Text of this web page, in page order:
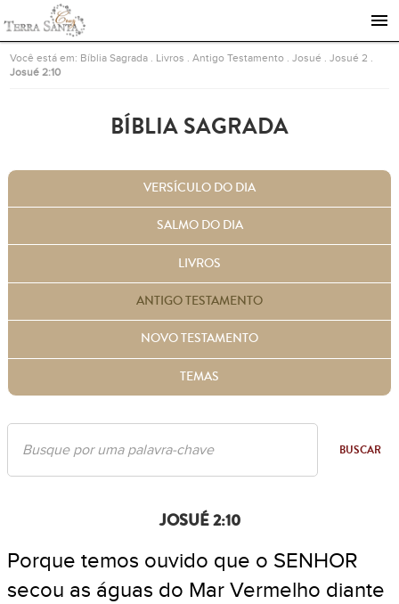
Ir para a página inicial
Você está em: Bíblia Sagrada Livros .Antigo Testamento .Josué .Josué 2
Josué 2:10
BÍBLIA SAGRADA
VERSÍCULO DO DIA
SALMO DO DIA
LIVROS
ANTIGO TESTAMENTO
NOVO TESTAMENTO
TEMAS
BUSCAR
JOSUÉ 2:10
Porque temos ouvido que o SENHOR
secou as águas do Mar Vermelho diante